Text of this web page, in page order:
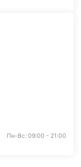
Пн-Вс: 09:00 - 21:00